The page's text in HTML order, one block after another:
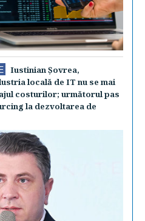
Iustinian Şovrea,
locală de IT nu se mai
costurilor; următorul pas
la dezvoltarea de